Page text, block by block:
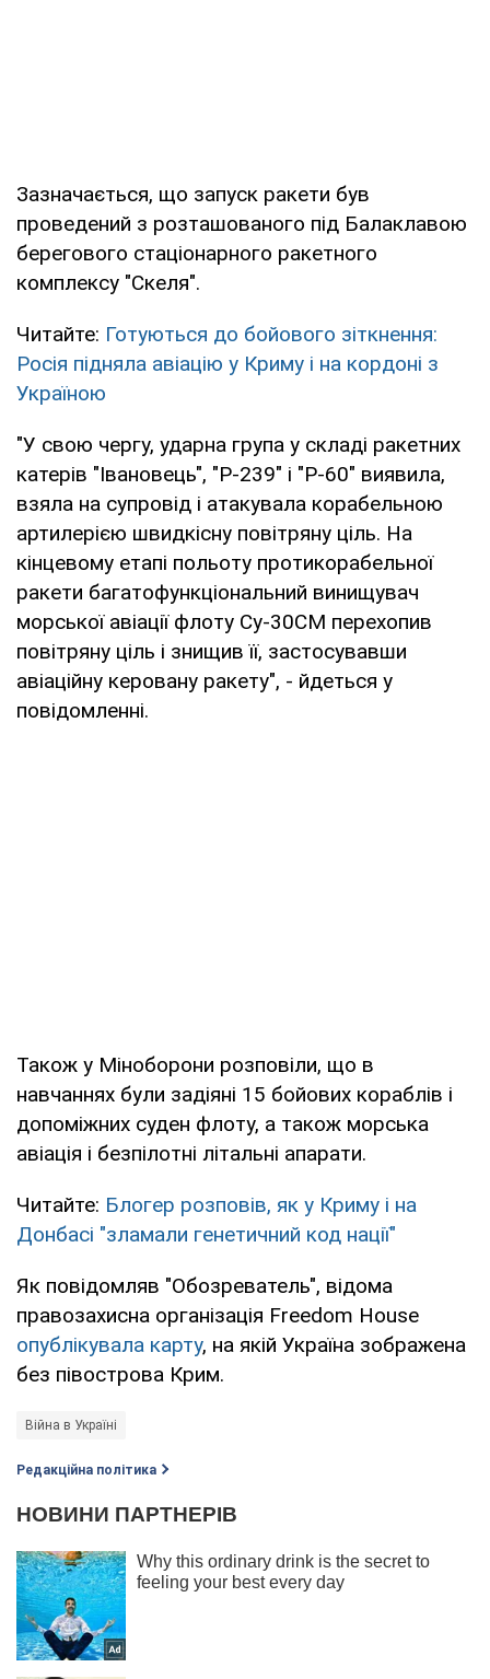
Зазначається, що запуск ракети був
проведений з розташованого під Балаклавою
берегового стаціонарного ракетного
комплексу "Скеля".
Читайте: Готуються до бойового зіткнення:
Росія підняла авіацію у Криму і на кордоні з
Україною
"У свою чергу, ударна група у складі ракетних
катерів "Івановець", "Р-239" і "Р-60" виявила,
взяла на супровід і атакувала корабельною
артилерією швидкісну повітряну ціль. На
кінцевому етапі польоту протикорабельної
ракети багатофункціональний винищувач
морської авіації флоту Су-30СМ перехопив
повітряну ціль і знищив її, застосувавши
авіаційну керовану ракету", - йдеться у
повідомленні.
Також у Міноборони розповіли, що в
навчаннях були задіяні 15 бойових кораблів і
допоміжних суден флоту, а також морська
авіація і безпілотні літальні апарати.
Читайте: Блогер розповів, як у Криму і на
Донбасі "зламали генетичний код нації"
Як повідомляв "Обозреватель", відома
правозахисна організація Freedom House
опублікувала карту, на якій Україна зображена
без півострова Крим.
Війна в Україні
Редакційна політика